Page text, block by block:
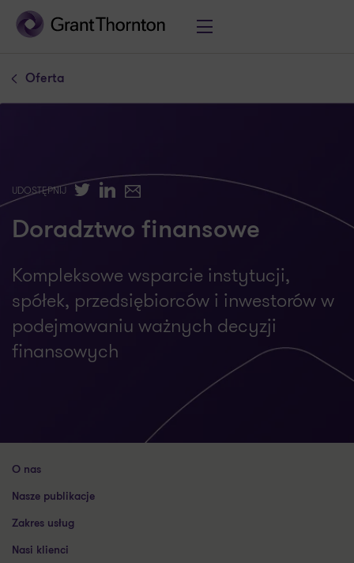
Oferta
UDOSTĘPNIJ TwitterLinkedIn
E-mail
Doradztwo finansowe
Kompleksowe wsparcie instytucji,
spółek, przedsiębiorców i inwestorów w
podejmowaniu ważnych decyzji
finansowych
O nas
Nasze publikacje
Zakres usług
Nasi klienci